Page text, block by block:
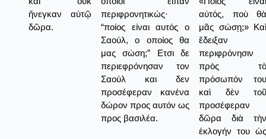
ἤνεγκαν αὐτῷ
δῶρα.
περιφρονητικώς·
“ποίος είναι αυτός ο
Σαούλ, ο οποίος θα
μας σώση;” Ετσι δε
περιεφρόνησαν τον
Σαούλ και δεν
προσέφεραν κανένα
δώρον προς αυτόν ως
προς βασιλέα.
αὐτός, ποὺ θὰ
μᾶς σώσῃ;» Καὶ
ἔδειξαν
περιφρόνησιν
πρὸς τὸ
πρόσωπόν του
καὶ δὲν τοῦ
προσέφεραν
δῶρα διὰ τὴν
ἐκλογήν του ὡς